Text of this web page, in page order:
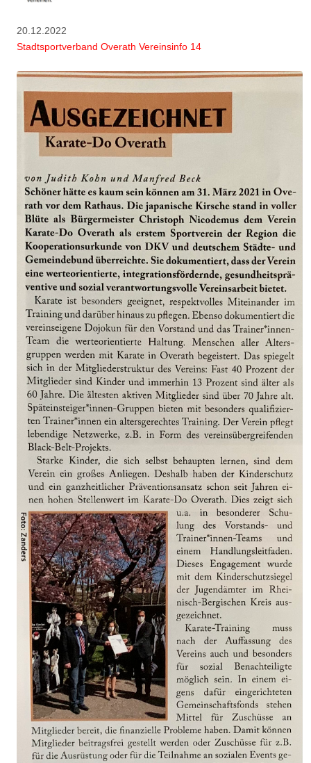
20.12.2022
Stadtsportverband Overath Vereinsinfo 14